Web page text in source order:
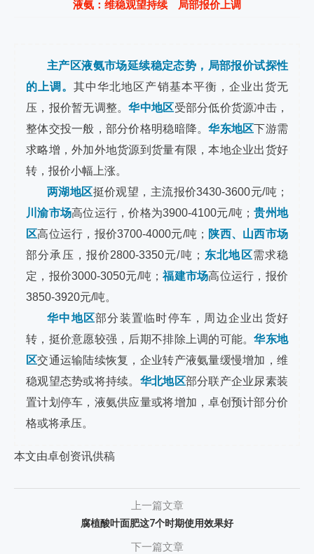
液氨：维稳观望持续 局部报价上调
主产区液氨市场延续稳定态势，局部报价试探性
的上调。其中华北地区产销基本平衡，企业出货无
压，报价暂无调整。华中地区受部分低价货源冲击，
整体交投一般，部分价格明稳暗降。华东地区下游需
求略增，外加外地货源到货量有限，本地企业出货好
转，报价小幅上涨。
两湖地区挺价观望，主流报价3430-3600元/吨；
川渝市场高位运行，价格为3900-4100元/吨；贵州地
区高位运行，报价3700-4000元/吨； 陕西、山西市场
部分承压，报价2800-3350元/吨； 东北地区需求稳
定，报价3000-3050元/吨；福建市场高位运行，报价
3850-3920元/吨。
华中地区部分装置临时停车，周边企业出货好
转，挺价意愿较强，后期不排除上调的可能。华东地
区交通运输陆续恢复，企业转产液氨量缓慢增加，维
稳观望态势或将持续。 华北地区部分联产企业尿素装
置计划停车，液氨供应量或将增加，卓创预计部分价
格或将承压。
本文由卓创资讯供稿
上一篇文章
腐植酸叶面肥这7个时期使用效果好
下一篇文章